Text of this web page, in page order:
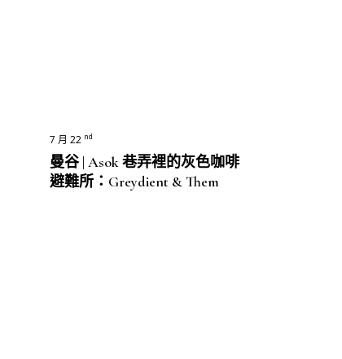
7 月 22 nd
曼谷 | Asok 巷弄裡的灰色咖啡
避難所：Greydient & Them